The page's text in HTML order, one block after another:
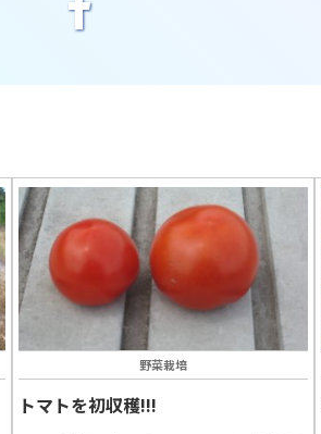
野菜栽培
トマトを初収穫!!!